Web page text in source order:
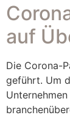
auf
Die Corona-
geführt. Um